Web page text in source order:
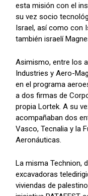
esta misión con el
su vez socio
Israel, así como con
también israelí
Asimismo, entre los
Industries y Aero-
en el programa
a dos firmas de
propia Lortek. A su
acompañaban dos
Vasco, Tecnalia y la
Aeronáuticas.
La misma Technion,
excavadoras
viviendas de